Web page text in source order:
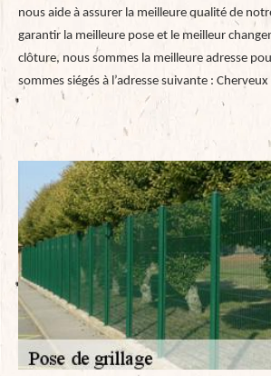
nous aide à assurer la meilleure qualité de
garantir la meilleure pose et le meilleur
clôture, nous sommes la meilleure adresse
sommes siégés à l’adresse suivante :